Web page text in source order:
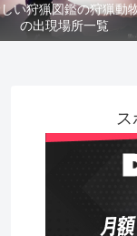
い狩猟図鑑の狩猟動
の出現場所一覧